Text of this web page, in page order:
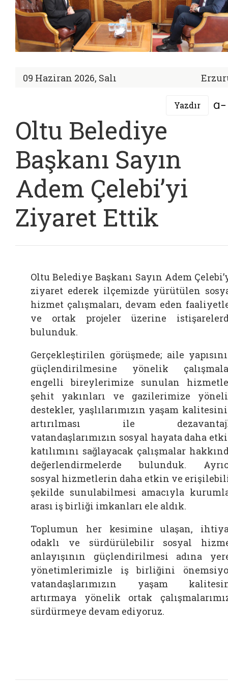
09 Haziran 2026, Salı
Yazdır
Oltu Belediye
Başkanı Sayın
Adem Çelebi’yi
Ziyaret Ettik
Oltu Belediye Başkanı Sayın Adem
ziyaret ederek ilçemizde yürütülen
hizmet çalışmaları, devam eden
ve ortak projeler üzerine
bulunduk.
Gerçekleştirilen görüşmede; aile
güçlendirilmesine yönelik
engelli bireylerimize sunulan
şehit yakınları ve gazilerimize
destekler, yaşlılarımızın yaşam
artırılması ile
vatandaşlarımızın sosyal hayata daha
katılımını sağlayacak çalışmalar
değerlendirmelerde bulunduk.
sosyal hizmetlerin daha etkin ve
şekilde sunulabilmesi amacıyla
arası iş birliği imkanları ele aldık.
Toplumun her kesimine ulaşan,
odaklı ve sürdürülebilir sosyal
anlayışının güçlendirilmesi adına
yönetimlerimizle iş birliğini
vatandaşlarımızın yaşam
artırmaya yönelik ortak
sürdürmeye devam ediyoruz.